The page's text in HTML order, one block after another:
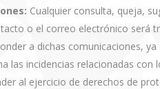
Cualquier consulta, queja,
o el correo electrónico será
a dichas comunicaciones,
las incidencias relacionadas con
al ejercicio de derechos de